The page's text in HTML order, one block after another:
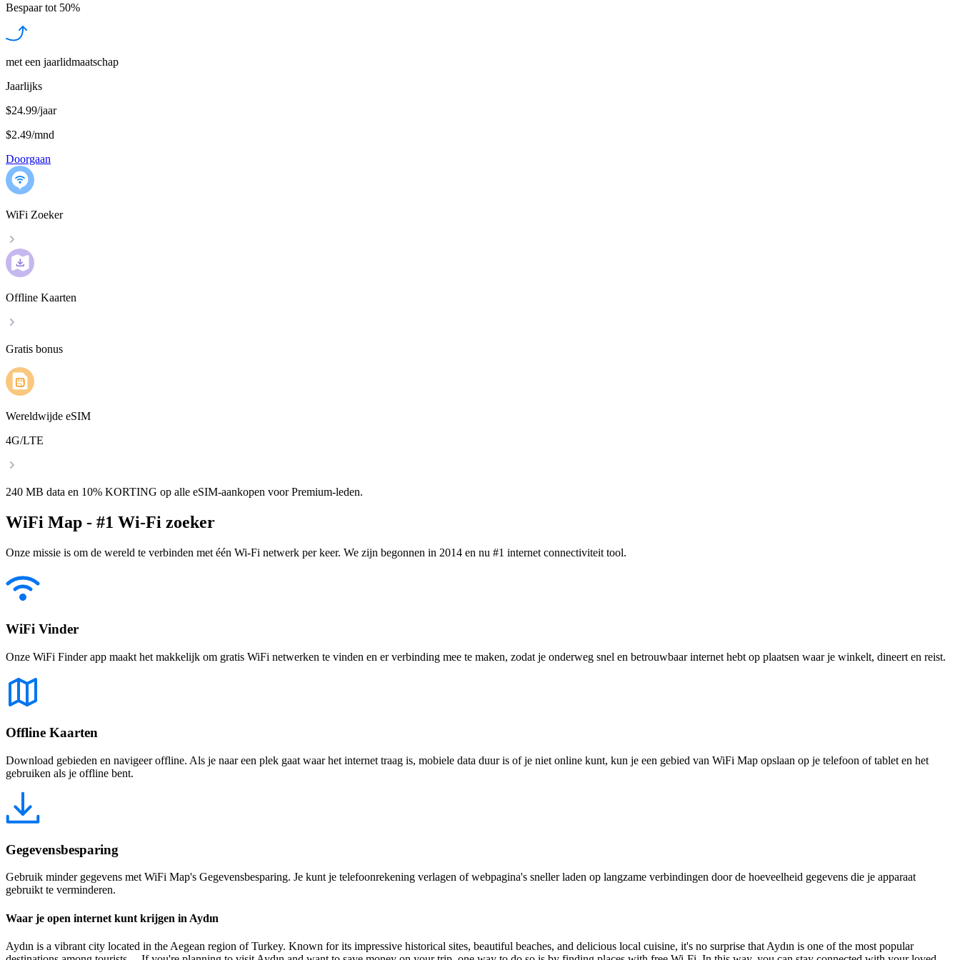
Bespaar tot 50%
met een jaarlidmaatschap
Jaarlijks
$24.99/jaar
$2.49/mnd
Doorgaan
WiFi Zoeker
Offline Kaarten
Gratis bonus
Wereldwijde eSIM
4G/LTE
240 MB data en 10% KORTING op alle eSIM-aankopen voor Premium-leden.
WiFi Map - #1 Wi-Fi zoeker
Onze missie is om de wereld te verbinden met één Wi-Fi netwerk per keer. We zijn begonnen in 2014 en nu #1 internet connectiviteit tool.
WiFi Vinder
Onze WiFi Finder app maakt het makkelijk om gratis WiFi netwerken te vinden en er verbinding mee te maken, zodat je onderweg snel en betrouwbaar internet hebt op plaatsen waar je winkelt, dineert en reist.
Offline Kaarten
Download gebieden en navigeer offline. Als je naar een plek gaat waar het internet traag is, mobiele data duur is of je niet online kunt, kun je een gebied van WiFi Map opslaan op je telefoon of tablet en het
gebruiken als je offline bent.
Gegevensbesparing
Gebruik minder gegevens met WiFi Map's Gegevensbesparing. Je kunt je telefoonrekening verlagen of webpagina's sneller laden op langzame verbindingen door de hoeveelheid gegevens die je apparaat
gebruikt te verminderen.
Waar je open internet kunt krijgen in Aydın
Aydın is a vibrant city located in the Aegean region of Turkey. Known for its impressive historical sites, beautiful beaches, and delicious local cuisine, it's no surprise that Aydın is one of the most popular